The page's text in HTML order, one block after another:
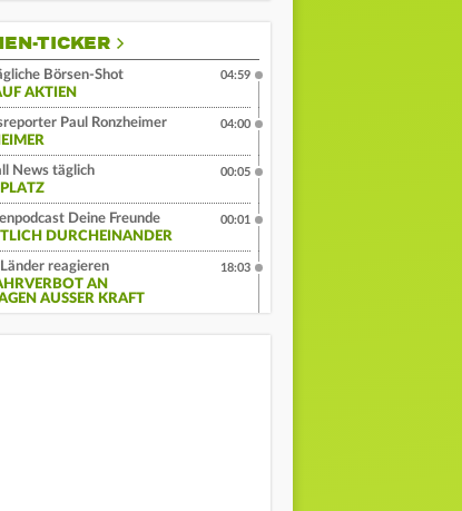
TICKER
Börsen-Shot
AKTIEN
04:59
Paul Ronzheimer
04:00
News täglich
00:05
Deine Freunde
DURCHEINANDER
00:01
reagieren
AN
AUSSER KRAFT
18:03